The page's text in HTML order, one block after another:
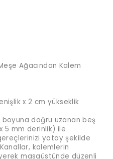
Ağacından Kalem
x 2 cm yükseklik
doğru uzanan beş
5 mm derinlik) ile
yatay şekilde
kalemlerin
masaüstünde düzenli